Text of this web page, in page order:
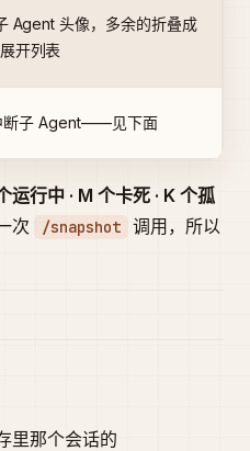
Agent 头像，多余的折叠成
展开列表
断子 Agent——见下面
运行中 · M 个卡死 · K 个孤
次 /snapshot
调用，所以
里那个会话的